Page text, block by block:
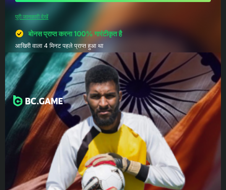
पूरी जानकारी देखें
बोनस प्राप्त करना 100% गारंटीकृत है
आखिरी वाला 4 मिनट पहले प्राप्त हुआ था